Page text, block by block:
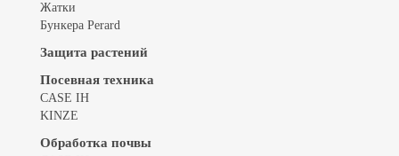
Жатки
Бункера Perard
Защита растений
Посевная техника
CASE IH
KINZE
Обработка почвы